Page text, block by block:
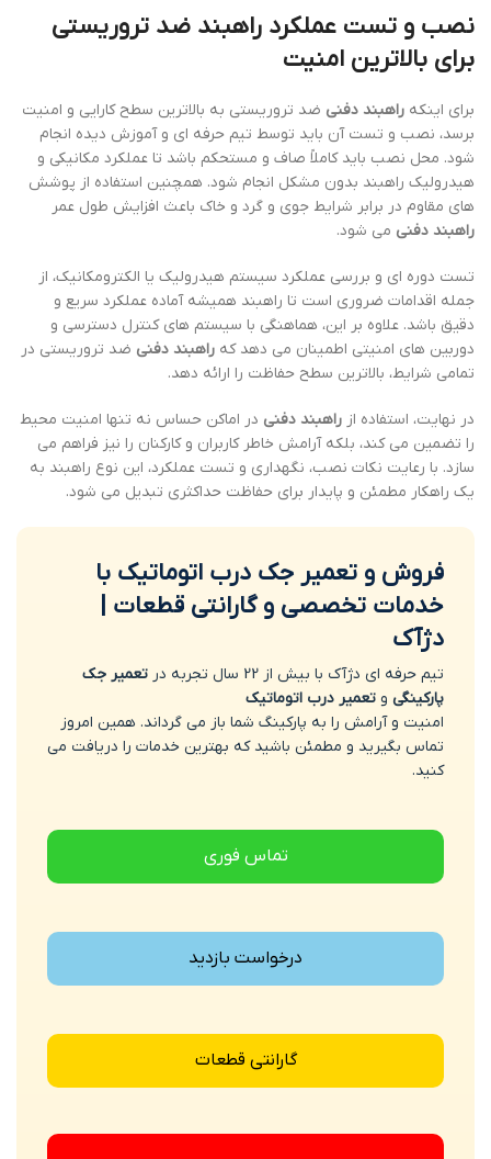
نصب و تست عملکرد راهبند ضد تروریستی
برای بالاترین امنیت
برای اینکه راهبند دفنی ضد تروریستی به بالاترین سطح کارایی و امنیت
برسد، نصب و تست آن باید توسط تیم حرفه ای و آموزش دیده انجام
شود. محل نصب باید کاملاً صاف و مستحکم باشد تا عملکرد مکانیکی و
هیدرولیک راهبند بدون مشکل انجام شود. همچنین استفاده از پوشش
های مقاوم در برابر شرایط جوی و گرد و خاک باعث افزایش طول عمر
راهبند دفنی می شود.
تست دوره ای و بررسی عملکرد سیستم هیدرولیک یا الکترومکانیک، از
جمله اقدامات ضروری است تا راهبند همیشه آماده عملکرد سریع و
دقیق باشد. علاوه بر این، هماهنگی با سیستم های کنترل دسترسی و
دوربین های امنیتی اطمینان می دهد که راهبند دفنی ضد تروریستی در
تمامی شرایط، بالاترین سطح حفاظت را ارائه دهد.
در نهایت، استفاده از راهبند دفنی در اماکن حساس نه تنها امنیت محیط
را تضمین می کند، بلکه آرامش خاطر کاربران و کارکنان را نیز فراهم می
سازد. با رعایت نکات نصب، نگهداری و تست عملکرد، این نوع راهبند به
یک راهکار مطمئن و پایدار برای حفاظت حداکثری تبدیل می شود.
فروش و تعمیر جک درب اتوماتیک با
خدمات تخصصی و گارانتی قطعات |
دژآک
تیم حرفه ای دژآک با بیش از 22 سال تجربه در
تعمیر جک
پارکینگی و تعمیر درب اتوماتیک
امنیت و آرامش را به پارکینگ شما باز می گرداند. همین امروز
تماس بگیرید و مطمئن باشید که بهترین خدمات را دریافت می
کنید.
تماس فوری
درخواست بازدید
گارانتی قطعات